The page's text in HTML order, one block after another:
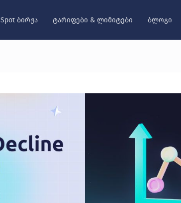
Spot ბირჟა ტარიფები & ლიმიტები ბლოგი